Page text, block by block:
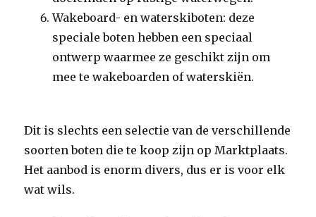
Wakeboard- en waterskiboten: deze
speciale boten hebben een speciaal
ontwerp waarmee ze geschikt zijn om
mee te wakeboarden of waterskiën.
Dit is slechts een selectie van de verschillende
soorten boten die te koop zijn op Marktplaats.
Het aanbod is enorm divers, dus er is voor elk
wat wils.